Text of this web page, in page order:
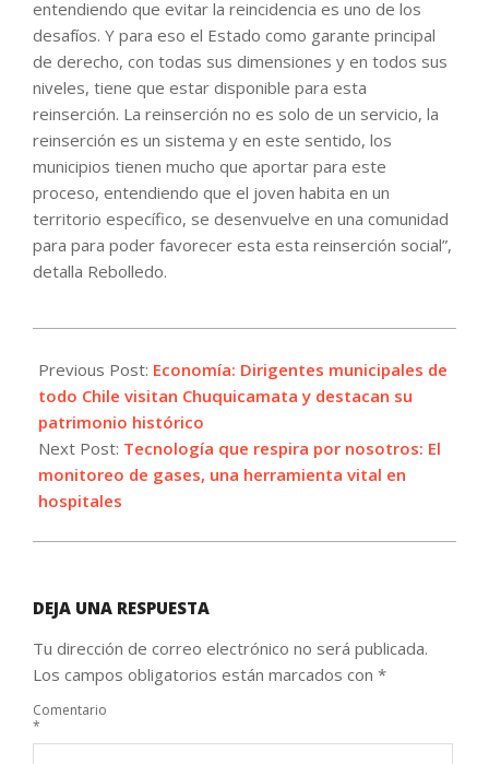
entendiendo que evitar la reincidencia es uno de los
desafíos. Y para eso el Estado como garante principal
de derecho, con todas sus dimensiones y en todos sus
niveles, tiene que estar disponible para esta
reinserción. La reinserción no es solo de un servicio, la
reinserción es un sistema y en este sentido, los
municipios tienen mucho que aportar para este
proceso, entendiendo que el joven habita en un
territorio específico, se desenvuelve en una comunidad
para para poder favorecer esta esta reinserción social”,
detalla Rebolledo.
05-
22
Previous Post: Economía: Dirigentes municipales de
todo Chile visitan Chuquicamata y destacan su
patrimonio histórico
Next Post: Tecnología que respira por nosotros: El
monitoreo de gases, una herramienta vital en
hospitales
DEJA UNA RESPUESTA
Tu dirección de correo electrónico no será publicada.
Los campos obligatorios están marcados con *
Comentario
*